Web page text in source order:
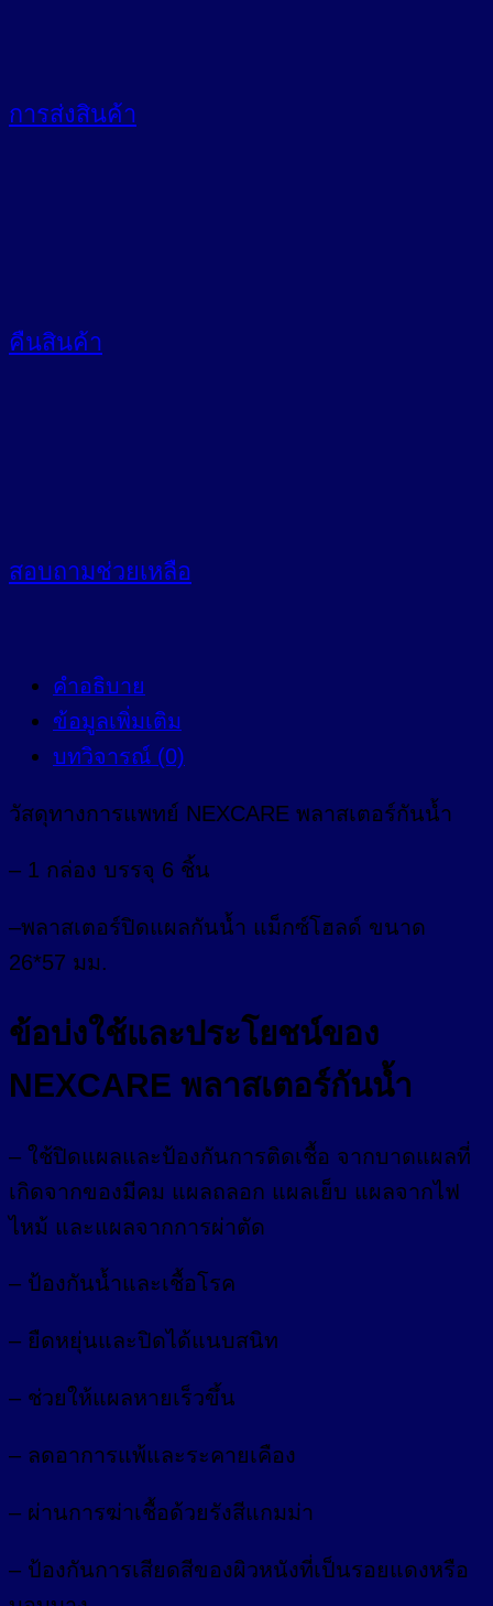
การส่งสินค้า
คืนสินค้า
สอบถามช่วยเหลือ
คำอธิบาย
ข้อมูลเพิ่มเติม
บทวิจารณ์ (0)
วัสดุทางการแพทย์ NEXCARE พลาสเตอร์กันน้ำ
– 1 กล่อง บรรจุ 6 ชิ้น
–พลาสเตอร์ปิดแผลกันน้ำ แม็กซ์โฮลด์ ขนาด
26*57 มม.
ข้อบ่งใช้และประโยชน์ของ
NEXCARE พลาสเตอร์กันน้ำ
– ใช้ปิดแผลและป้องกันการติดเชื้อ จากบาดแผลที่
เกิดจากของมีคม แผลถลอก แผลเย็บ แผลจากไฟ
ไหม้ และแผลจากการผ่าตัด
– ป้องกันน้ำและเชื้อโรค
– ยืดหยุ่นและปิดได้แนบสนิท
– ช่วยให้แผลหายเร็วขึ้น
– ลดอาการแพ้และระคายเคือง
– ผ่านการฆ่าเชื้อด้วยรังสีแกมม่า
– ป้องกันการเสียดสีของผิวหนังที่เป็นรอยแดงหรือ